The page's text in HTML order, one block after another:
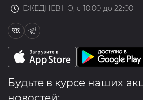
ЕЖЕДНЕВНО, с 10:00 до 22:00
Будьте в курсе наших